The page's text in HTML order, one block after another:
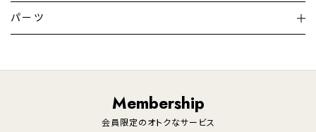
暖房機 掃除機
調理家電 生活家電
デスクライト
テレビ
パーツ
Membership
会員限定のオトクなサービス